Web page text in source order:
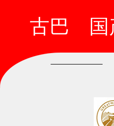
古巴